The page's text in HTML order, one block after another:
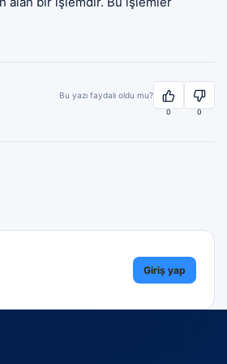
Bu yazı faydalı oldu mu?
0 0
Giriş yap